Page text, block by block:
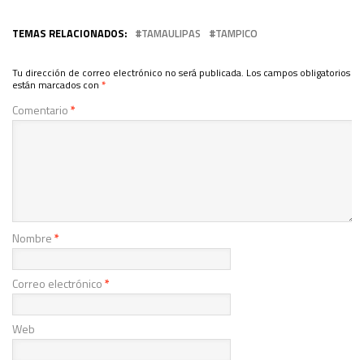
TEMAS RELACIONADOS: TAMAULIPAS TAMPICO
Tu dirección de correo electrónico no será publicada. Los campos obligatorios
están marcados con *
Comentario*
Nombre*
Correo electrónico*
Web